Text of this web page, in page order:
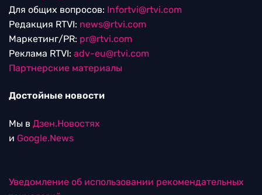
Для общих вопросов: Infortvi@rtvi.com
Редакция RTVI: news@rtvi.com
Маркетинг/PR: pr@rtvi.com
Реклама RTVI: adv-eu@rtvi.com
Партнерские материалы
Достойные новости
Мы в Дзен.Новостях
и Google.News
Уведомление об использовании рекомендательных